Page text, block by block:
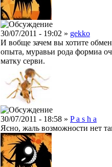
30/07/2011 - 19:02 » gekko
И вобще зачем вы хотите
опыта, муравьи рода формиа
матку серви.
30/07/2011 - 18:58 » P a s h a
Ясно, жаль возможности нет